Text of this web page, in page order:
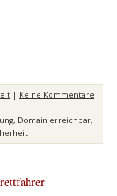
| Keine Kommentare
, Domain erreichbar,